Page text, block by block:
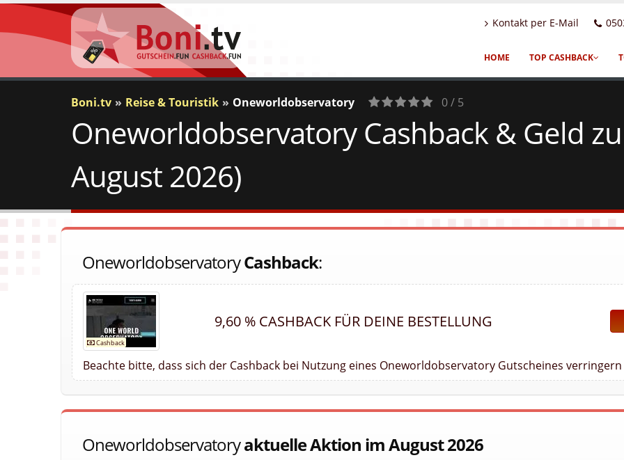
Kontakt per E-Mail
HOME TOP CASHBACK
Boni.tv Reise & Touristik Oneworldobservatory
0
Votes
0 / 5
Oneworldobservatory Cashback & Geld
August 2026)
OneworldobservatoryCashback:
9,60 % CASHBACK FÜR DEINE BESTELLUNG
Beachte bitte, dass sich der Cashback bei Nutzung eines Oneworldobservatory Gutscheines
Oneworldobservatoryaktuelle Aktion im August 2026